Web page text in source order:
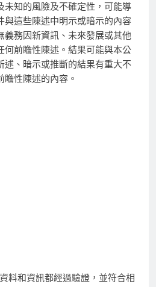
未知的風險及不確定性，可能導
與這些陳述中明示或暗示的內容
義務因新資訊、未來發展或其他
何前瞻性陳述。結果可能與本公
述、暗示或推斷的結果有重大不
瞻性陳述的內容。
料和資訊都經過驗證，並符合相